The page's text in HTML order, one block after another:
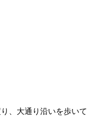
、大通り沿いを歩いて